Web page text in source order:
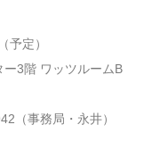
予定）
ー3階 ワッツルームB
（事務局・永井）